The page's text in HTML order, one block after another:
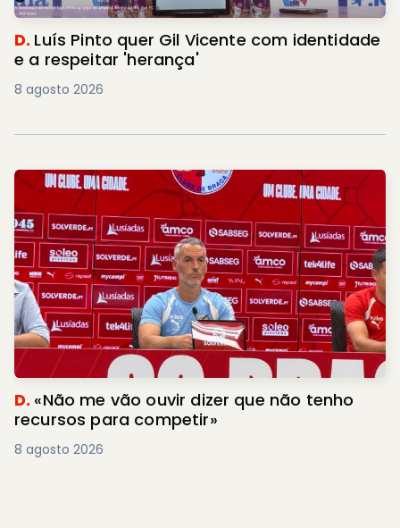
D. Luís Pinto quer Gil Vicente com identidade
e a respeitar 'herança'
8 agosto 2026
D. «Não me vão ouvir dizer que não tenho
recursos para competir»
8 agosto 2026